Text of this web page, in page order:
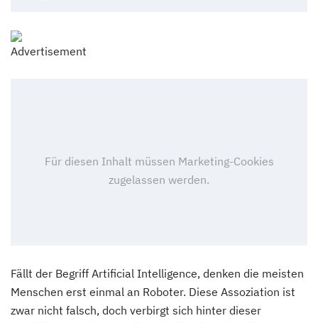
Fällt der Begriff Artificial Intelligence, denken die meisten
Menschen erst einmal an Roboter. Diese Assoziation ist
zwar nicht falsch, doch verbirgt sich hinter dieser